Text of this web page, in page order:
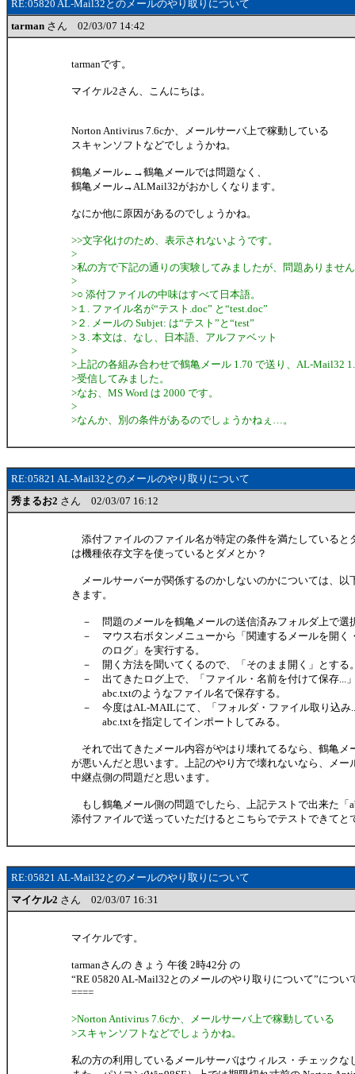
RE:05820 AL-Mail32とのメールのやり取りについて
tarman さん 02/03/07 14:42
tarmanです。
マイケル2さん、こんにちは。
Norton Antivirus 7.6cか、メールサーバ上で稼動している
スキャンソフトなどでしょうかね。
鶴亀メール←→鶴亀メールでは問題なく、
鶴亀メール→ALMail32がおかしくなります。
なにか他に原因があるのでしょうかね。
>>文字化けのため、表示されないようです。
>
>私の方で下記の通りの実験してみましたが、問題ありませ
>
>○ 添付ファイルの中味はすべて日本語。
>１. ファイル名が“テスト.doc” と“test.doc”
>２. メールの Subjet: は“テスト”と“test”
>３. 本文は、なし、日本語、アルファベット
>
>上記の各組み合わせで鶴亀メール 1.70 で送り、AL-Mail32
>受信してみました。
>なお、MS Word は 2000 です。
>
>なんか、別の条件があるのでしょうかねぇ…。
RE:05821 AL-Mail32とのメールのやり取りについて
秀まるお2 さん 02/03/07 16:12
添付ファイルのファイル名が特定の条件を満たしていると
は機種依存文字を使っているとダメとか？
メールサーバーが関係するのかしないのかについては、以
きます。
－ 問題のメールを鶴亀メールの送信済みフォルダ上で選
－ マウス右ボタンメニューから「関連するメールを開く
のログ」を実行する。
－ 開く方法を聞いてくるので、「そのまま開く」とする
－ 出てきたログ上で、「ファイル・名前を付けて保存...
abc.txtのようなファイル名で保存する。
－ 今度はAL-MAILにて、「フォルダ・ファイル取り込み
abc.txtを指定してインポートしてみる。
それで出てきたメール内容がやはり壊れてるなら、鶴亀メ
が悪いんだと思います。上記のやり方で壊れないなら、メー
中継点側の問題だと思います。
もし鶴亀メール側の問題でしたら、上記テストで出来た「
添付ファイルで送っていただけるとこちらでテストできてと
RE:05821 AL-Mail32とのメールのやり取りについて
マイケル2 さん 02/03/07 16:31
マイケルです。
tarmanさんの きょう 午後 2時42分 の
“RE 05820 AL-Mail32とのメールのやり取りについて”につい
====
>Norton Antivirus 7.6cか、メールサーバ上で稼動している
>スキャンソフトなどでしょうかね。
私の方の利用しているメールサーバはウィルス・チェックな